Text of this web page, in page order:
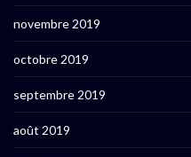
novembre 2019
octobre 2019
septembre 2019
août 2019